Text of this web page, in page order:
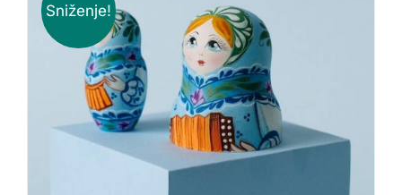
Sniženje!